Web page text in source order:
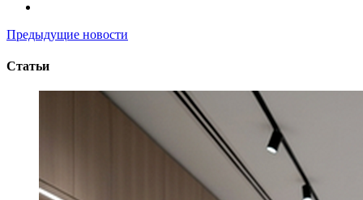
Предыдущие новости
Статьи